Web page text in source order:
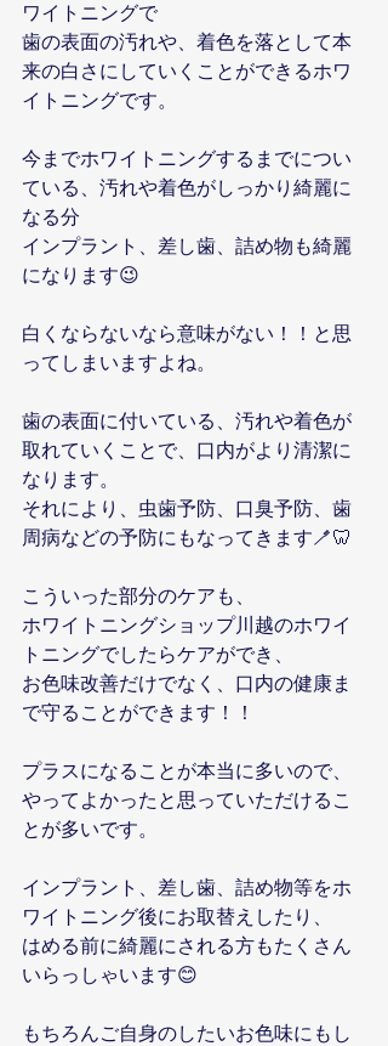
ワイトニングで
歯の表面の汚れや、着色を落として本
来の白さにしていくことができるホワ
イトニングです。
今までホワイトニングするまでについ
ている、汚れや着色がしっかり綺麗に
なる分
インプラント、差し歯、詰め物も綺麗
になります😉
白くならないなら意味がない！！と思
ってしまいますよね。
歯の表面に付いている、汚れや着色が
取れていくことで、口内がより清潔に
なります。
それにより、虫歯予防、口臭予防、歯
周病などの予防にもなってきます🪥🦷
こういった部分のケアも、
ホワイトニングショップ川越のホワイ
トニングでしたらケアができ、
お色味改善だけでなく、口内の健康ま
で守ることができます！！
プラスになることが本当に多いので、
やってよかったと思っていただけるこ
とが多いです。
インプラント、差し歯、詰め物等をホ
ワイトニング後にお取替えしたり、
はめる前に綺麗にされる方もたくさん
いらっしゃいます😊
もちろんご自身のしたいお色味にもし